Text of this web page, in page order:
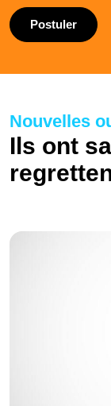
Postuler
Nouvelles
Ils ont